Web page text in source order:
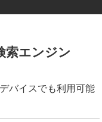
索エンジン
バイスでも利用可能